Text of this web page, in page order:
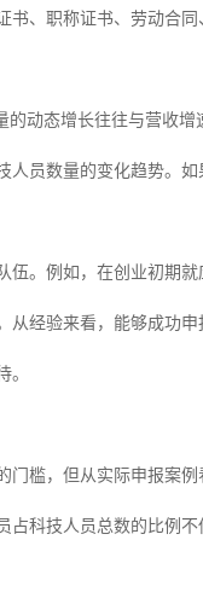
、职称证书、劳动合
的动态增长往往与营收
员数量的变化趋势。
。例如，在创业初期
经验来看，能够成功
。
门槛，但从实际申报案
科技人员总数的比例